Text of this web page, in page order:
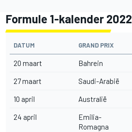
Formule 1-kalender 2022
DATUM GRAND PRIX
20 maart Bahrein
27 maart Saudi-Arabië
10 april Australië
24 april
Emilia-
Romagna